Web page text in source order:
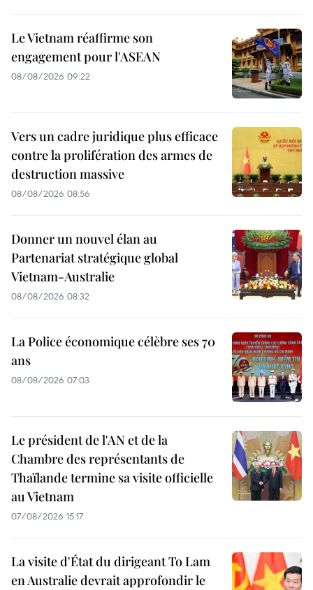
Le Vietnam réaffirme son
engagement pour l'ASEAN
08/08/2026 09:22
Vers un cadre juridique plus efficace
contre la prolifération des armes de
destruction massive
08/08/2026 08:56
Donner un nouvel élan au
Partenariat stratégique global
Vietnam-Australie
08/08/2026 08:32
La Police économique célèbre ses 70
ans
08/08/2026 07:03
Le président de l'AN et de la
Chambre des représentants de
Thaïlande termine sa visite officielle
au Vietnam
07/08/2026 15:17
La visite d'État du dirigeant To Lam
en Australie devrait approfondir le